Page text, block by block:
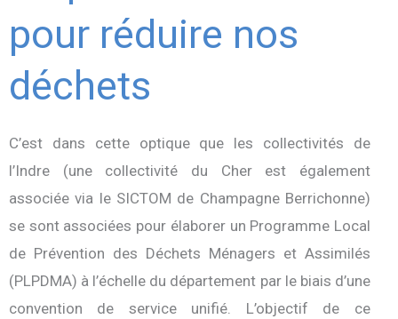
pour réduire nos
déchets
C’est dans cette optique que les collectivités de
l’Indre (une collectivité du Cher est également
associée via le SICTOM de Champagne Berrichonne)
se sont associées pour élaborer un Programme Local
de Prévention des Déchets Ménagers et Assimilés
(PLPDMA) à l’échelle du département par le biais d’une
convention de service unifié. L’objectif de ce